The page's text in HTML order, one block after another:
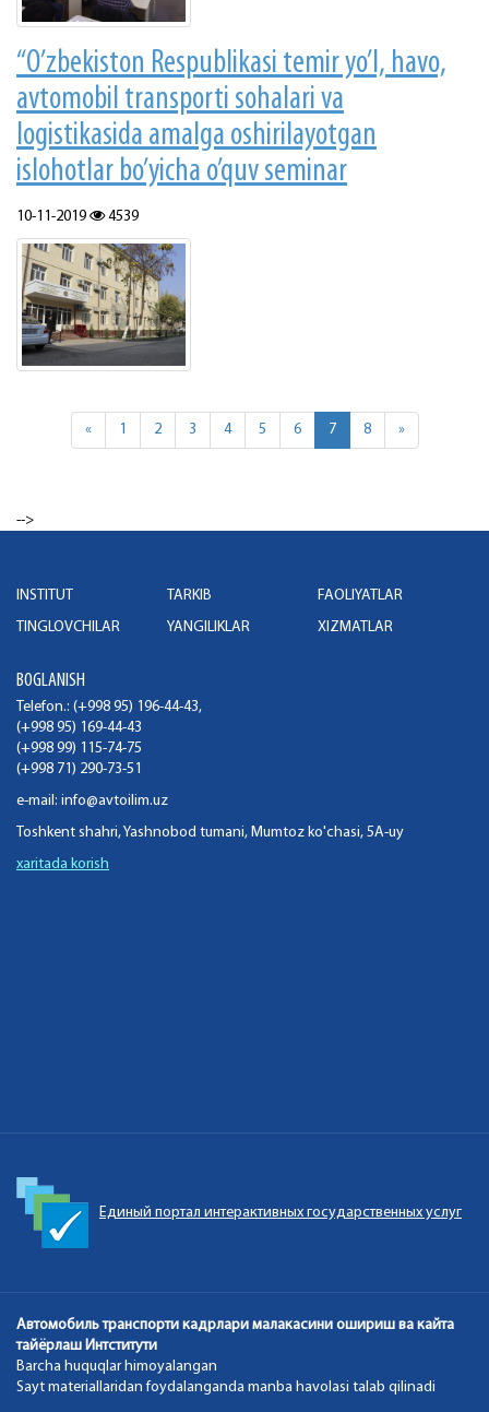
“O’zbеkistоn Rеspublikаsi tеmir yo’l, hаvо,
аvtоmоbil trаnspоrti sоhаlаri vа
lоgistikаsidа аmаlgа оshirilаyotgаn
islоhоtlаr bo’yichа o’quv sеminаr
10-11-2019 4539
« 1 2 3 4 5 6 7 8 »
-->
INSTITUT TARKIB
FAOLIYATLAR
TINGLOVCHILAR
YANGILIKLAR XIZMATLAR
BOGLANISH
Telefon.: (+998 95) 196-44-43,
(+998 95) 169-44-43
(+998 99) 115-74-75
(+998 71) 290-73-51
e-mail: info@avtoilim.uz
Toshkent shahri, Yashnobod tumani, Mumtoz ko'chasi, 5A-uy
xaritada korish
Единый портал интерактивных государственных услуг
Автомобиль транспорти кадрлари малакасини ошириш ва кайта
тайёрлаш Интститути
Barcha huquqlar himoyalangan
Sayt materiallaridan foydalanganda manba havolasi talab qilinadi